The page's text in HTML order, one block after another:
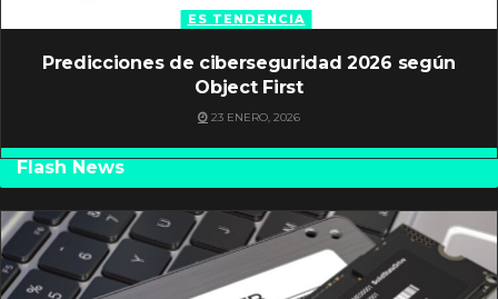
ES TENDENCIA
Predicciones de ciberseguridad 2026 según
Object First
23 ENERO, 2026
Flash News